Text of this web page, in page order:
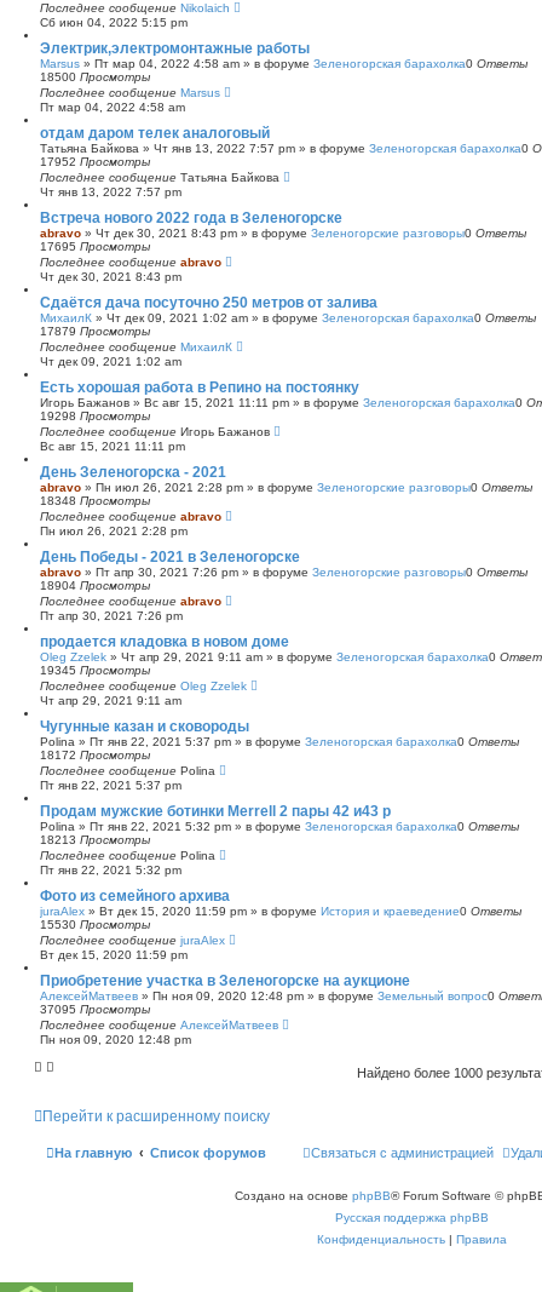
Последнее сообщение Nikolaich
Сб июн 04, 2022 5:15 pm
Электрик,электромонтажные работы
Marsus » Пт мар 04, 2022 4:58 am » в форуме Зеленогорская барахолка0 Ответы
18500 Просмотры
Последнее сообщение Marsus
Пт мар 04, 2022 4:58 am
отдам даром телек аналоговый
Татьяна Байкова » Чт янв 13, 2022 7:57 pm » в форуме Зеленогорская барахолка0
17952 Просмотры
Последнее сообщение Татьяна Байкова
Чт янв 13, 2022 7:57 pm
Встреча нового 2022 года в Зеленогорске
abravo » Чт дек 30, 2021 8:43 pm » в форуме Зеленогорские разговоры0 Ответы
17695 Просмотры
Последнее сообщение abravo
Чт дек 30, 2021 8:43 pm
Сдаётся дача посуточно 250 метров от залива
МихаилК » Чт дек 09, 2021 1:02 am » в форуме Зеленогорская барахолка0 Ответы
17879 Просмотры
Последнее сообщение МихаилК
Чт дек 09, 2021 1:02 am
Есть хорошая работа в Репино на постоянку
Игорь Бажанов » Вс авг 15, 2021 11:11 pm » в форуме Зеленогорская барахолка0
19298 Просмотры
Последнее сообщение Игорь Бажанов
Вс авг 15, 2021 11:11 pm
День Зеленогорска - 2021
abravo » Пн июл 26, 2021 2:28 pm » в форуме Зеленогорские разговоры0 Ответы
18348 Просмотры
Последнее сообщение abravo
Пн июл 26, 2021 2:28 pm
День Победы - 2021 в Зеленогорске
abravo » Пт апр 30, 2021 7:26 pm » в форуме Зеленогорские разговоры0 Ответы
18904 Просмотры
Последнее сообщение abravo
Пт апр 30, 2021 7:26 pm
продается кладовка в новом доме
Oleg Zzelek » Чт апр 29, 2021 9:11 am » в форуме Зеленогорская барахолка0
19345 Просмотры
Последнее сообщение Oleg Zzelek
Чт апр 29, 2021 9:11 am
Чугунные казан и сковороды
Polina » Пт янв 22, 2021 5:37 pm » в форуме Зеленогорская барахолка0 Ответы
18172 Просмотры
Последнее сообщение Polina
Пт янв 22, 2021 5:37 pm
Продам мужские ботинки Merrell 2 пары 42 и43 р
Polina » Пт янв 22, 2021 5:32 pm » в форуме Зеленогорская барахолка0 Ответы
18213 Просмотры
Последнее сообщение Polina
Пт янв 22, 2021 5:32 pm
Фото из семейного архива
juraAlex » Вт дек 15, 2020 11:59 pm » в форуме История и краеведение0 Ответы
15530 Просмотры
Последнее сообщение juraAlex
Вт дек 15, 2020 11:59 pm
Приобретение участка в Зеленогорске на аукционе
АлексейМатвеев » Пн ноя 09, 2020 12:48 pm » в форуме Земельный вопрос0
37095 Просмотры
Последнее сообщение АлексейМатвеев
Пн ноя 09, 2020 12:48 pm
Найдено более 1000
Перейти к расширенному поиску
На главную Список форумов Связаться с администрацией
Создано на основе phpBB® Forum Software ©
Русская поддержка phpBB
Конфиденциальность | Правила